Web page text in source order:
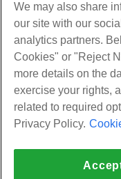
产品展示
虚拟主机
企业主机
转销商托管
白标经销商
管理Linux VPS
非托管Linux VPS
管理Windows. VPS
非托管Windows VPS
服务
社区
产品资料
公司
关于我们
We may also share
our site with our
analytics partners.
Cookies" or "Reject
more details on the
exercise your rights,
related to required
Privacy Policy.